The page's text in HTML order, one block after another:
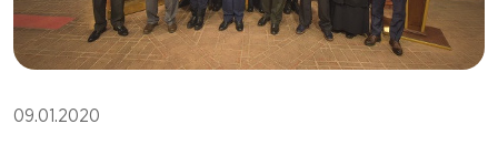
09.01.2020